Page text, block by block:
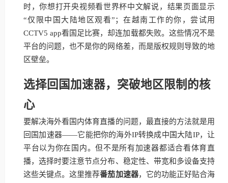
时，你想打开央视频看世界杯中文解说，结果页面显示
“仅限中国大陆地区观看”；在越南工作的你，尝试用
CCTV5 app看国足比赛，却连加载都失败。这些情况不是
平台的问题，也不是你的网络差，而是版权规则导致的地
区壁垒。
选择回国加速器，突破地区限制的核
心
要解决海外看国内体育直播的问题，最直接的方法就是用
回国加速器——它能把你的海外IP转换成中国大陆IP，让
平台以为你在国内。但不是所有加速器都适合看体育直
播，选择时要注意节点分布、稳定性、带宽和多设备支持
这些关键点。这里推荐番茄加速器，它的功能正好贴合海